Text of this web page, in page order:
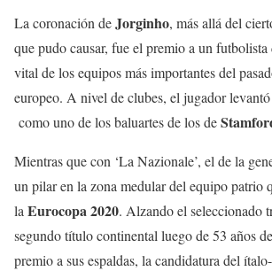
La coronación deJorginho, más allá del
que pudo causar, fue el premio a un
vital de los equipos más importantes del
europeo. A nivel de clubes, el jugador
como uno de los baluartes de los de
Mientras que con ‘La Nazionale’, el de la
un pilar en la zona medular del equipo patrio
la Eurocopa 2020. Alzando el seleccionado
segundo título continental luego de 53 años
premio a sus espaldas, la candidatura del